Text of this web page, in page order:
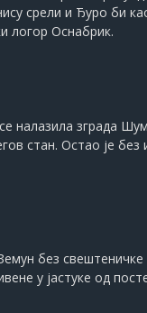
срели и Ђуро би
логор Оснабрик.
налазила зграда
стан. Остао је без
без
у јастуке од